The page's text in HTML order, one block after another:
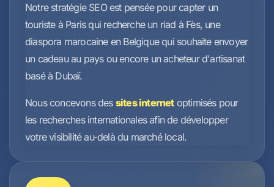
Notre stratégie SEO est pensée pour capter un
touriste à Paris qui recherche un riad à Fès, une
diaspora marocaine en Belgique qui souhaite envoyer
un cadeau au pays ou encore un acheteur d'artisanat
basé à Dubaï.
Nous concevons des sites internetoptimisés pour
les recherches internationales afin de développer
votre visibilité au-delà du marché local.